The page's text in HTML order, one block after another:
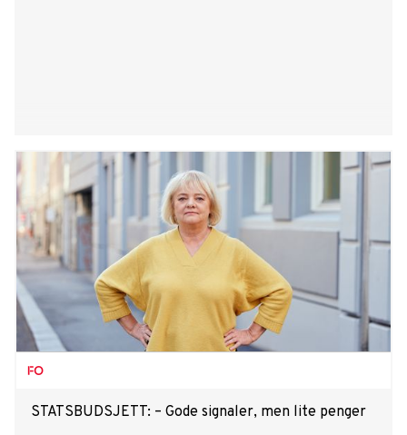
STATSBUDSJETT: – Gode signaler, men lite penger